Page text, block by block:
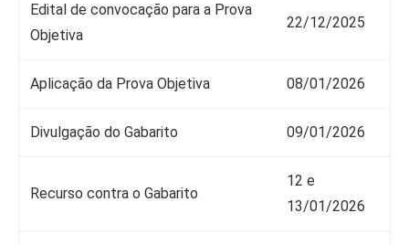
Edital de convocação para a Prova
Objetiva
22/12/2025
Aplicação da Prova Objetiva 08/01/2026
Divulgação do Gabarito 09/01/2026
Recurso contra o Gabarito
12 e
13/01/2026